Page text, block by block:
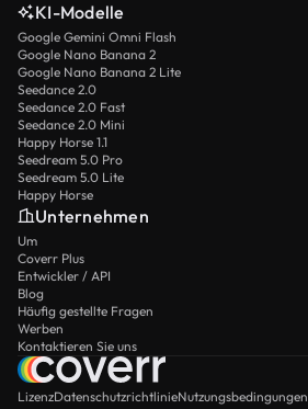
KI-Modelle
Google Gemini Omni Flash
Google Nano Banana 2
Google Nano Banana 2 Lite
Seedance 2.0
Seedance 2.0 Fast
Seedance 2.0 Mini
Happy Horse 1.1
Seedream 5.0 Pro
Seedream 5.0 Lite
Happy Horse
Unternehmen
Um
Coverr Plus
Entwickler / API
Blog
Häufig gestellte Fragen
Werben
Kontaktieren Sie uns
LizenzDatenschutzrichtlinieNutzungsbedingungen